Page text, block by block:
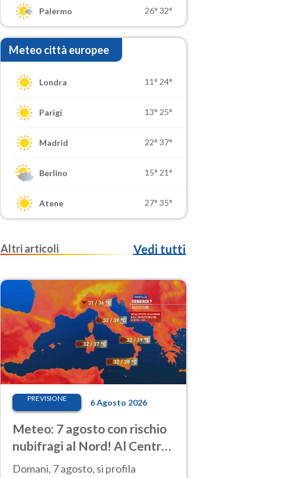
Palermo 26° 32°
Meteo città europee
Londra 11° 24°
Parigi 13° 25°
Madrid 22° 37°
Berlino 15° 21°
Atene 27° 35°
Altri articoli Vedi tutti
PREVISIONE 6 Agosto 2026
Meteo: 7 agosto con rischio
nubifragi al Nord! Al Centro-
Sud caldo estremo
Domani, 7 agosto, si profila